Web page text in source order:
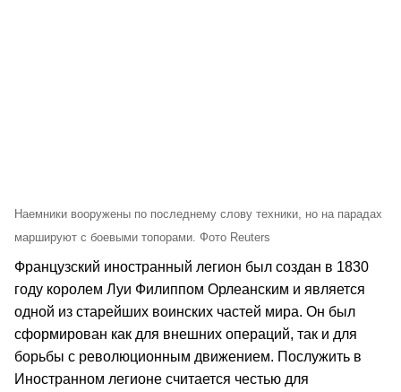
Наемники вооружены по последнему слову техники, но на парадах
маршируют с боевыми топорами. Фото Reuters
Французский иностранный легион был создан в 1830
году королем Луи Филиппом Орлеанским и является
одной из старейших воинских частей мира. Он был
сформирован как для внешних операций, так и для
борьбы с революционным движением. Послужить в
Иностранном легионе считается честью для